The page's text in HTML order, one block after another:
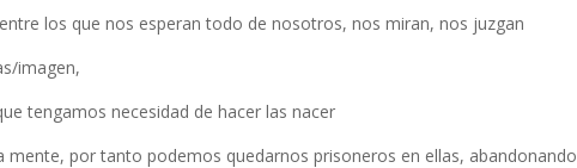
los que nos esperan todo de nosotros, nos miran, nos juzgan
imagen,
tengamos necesidad de hacer las nacer
por tanto podemos quedarnos prisoneros en ellas, abandonando